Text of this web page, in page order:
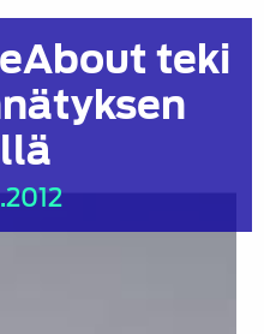
nopeusennätyksen
jäällä
teki